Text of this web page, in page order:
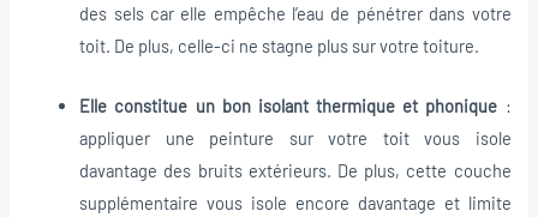
des sels car elle empêche l’eau de pénétrer dans votre
toit. De plus, celle-ci ne stagne plus sur votre toiture.
Elle constitue un bon isolant thermique et phonique :
appliquer une peinture sur votre toit vous isole
davantage des bruits extérieurs. De plus, cette couche
supplémentaire vous isole encore davantage et limite